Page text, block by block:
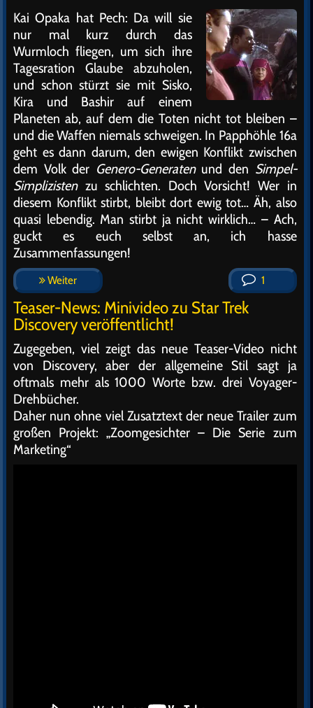
Kai Opaka hat Pech: Da will sie
nur mal kurz durch das
Wurmloch fliegen, um sich ihre
Tagesration Glaube abzuholen,
und schon stürzt sie mit Sisko,
Kira und Bashir auf einem
Planeten ab, auf dem die Toten nicht tot bleiben –
und die Waffen niemals schweigen. In Papphöhle 16a
geht es dann darum, den ewigen Konflikt zwischen
dem Volk der Genero-Generatenund den Simpel-
Simplizistenzu schlichten. Doch Vorsicht! Wer in
diesem Konflikt stirbt, bleibt dort ewig tot… Äh, also
quasi lebendig. Man stirbt ja nicht wirklich… – Ach,
guckt es euch selbst an, ich hasse
Zusammenfassungen!
Weiter 1
Teaser-News: Minivideo zu Star Trek
Discovery veröffentlicht!
Zugegeben, viel zeigt das neue Teaser-Video nicht
von Discovery, aber der allgemeine Stil sagt ja
oftmals mehr als 1000 Worte bzw. drei Voyager-
Drehbücher.
Daher nun ohne viel Zusatztext der neue Trailer zum
großen Projekt: „Zoomgesichter – Die Serie zum
Marketing“